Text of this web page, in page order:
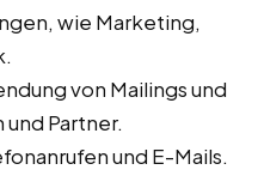
wie Marketing,
von Mailings und
Partner.
und E-Mails.